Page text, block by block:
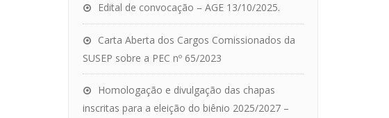
Edital de convocação – AGE 13/10/2025.
Carta Aberta dos Cargos Comissionados da
SUSEP sobre a PEC nº 65/2023
Homologação e divulgação das chapas
inscritas para a eleição do biênio 2025/2027 –